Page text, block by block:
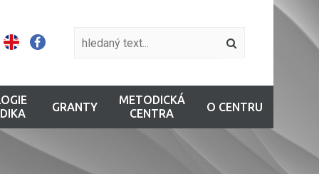
GRANTY
METODICKÁ
CENTRA
O CENTRU